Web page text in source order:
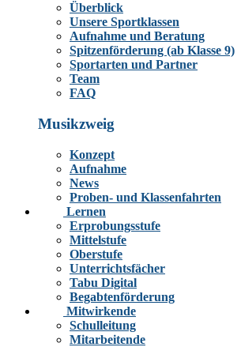
Überblick
Unsere Sportklassen
Aufnahme und Beratung
Spitzenförderung (ab Klasse 9)
Sportarten und Partner
Team
FAQ
Musikzweig
Konzept
Aufnahme
News
Proben- und Klassenfahrten
Lernen
Erprobungsstufe
Mittelstufe
Oberstufe
Unterrichtsfächer
Tabu Digital
Begabtenförderung
Mitwirkende
Schulleitung
Mitarbeitende